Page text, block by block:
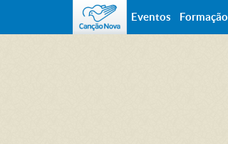
Eventos Formação